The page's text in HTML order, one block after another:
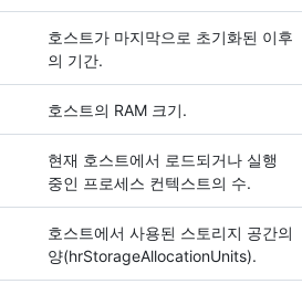
호스트가 마지막으로 초기화된 이후
의 기간.
호스트의 RAM 크기.
현재 호스트에서 로드되거나 실행
중인 프로세스 컨텍스트의 수.
호스트에서 사용된 스토리지 공간의
양(hrStorageAllocationUnits).